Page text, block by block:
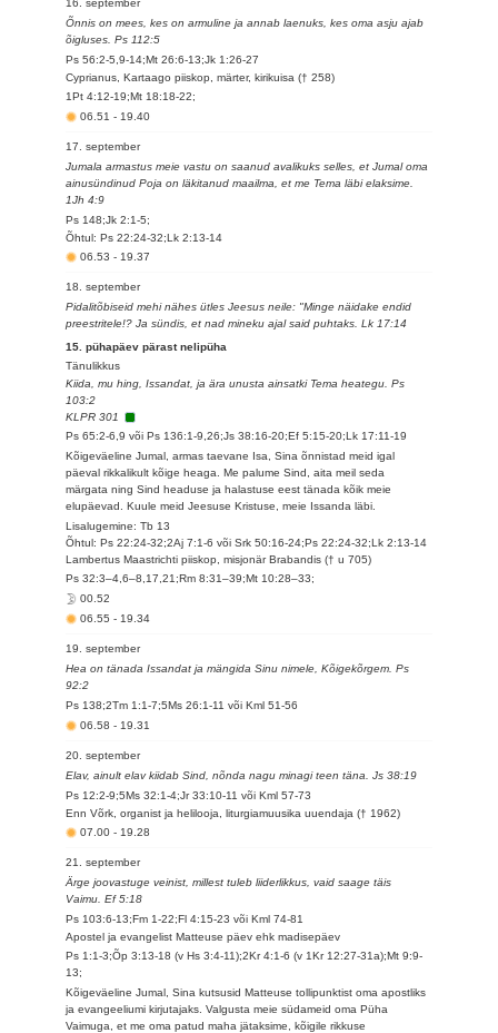
16. september
Õnnis on mees, kes on armuline ja annab laenuks, kes oma asju ajab
õigluses. Ps 112:5
Ps 56:2-5,9-14;Mt 26:6-13;Jk 1:26-27
Cyprianus, Kartaago piiskop, märter, kirikuisa († 258)
1Pt 4:12-19;Mt 18:18-22;
06.51- 19.40
17. september
Jumala armastus meie vastu on saanud avalikuks selles, et Jumal oma
ainusündinud Poja on läkitanud maailma, et me Tema läbi elaksime.
1Jh 4:9
Ps 148;Jk 2:1-5;
Õhtul: Ps 22:24-32;Lk 2:13-14
06.53- 19.37
18. september
Pidalitõbiseid mehi nähes ütles Jeesus neile: "Minge näidake endid
preestritele!? Ja sündis, et nad mineku ajal said puhtaks. Lk 17:14
15. pühapäev pärast nelipüha
Tänulikkus
Kiida, mu hing, Issandat, ja ära unusta ainsatki Tema heategu. Ps
103:2
KLPR 301
Ps 65:2-6,9 või Ps 136:1-9,26;Js 38:16-20;Ef 5:15-20;Lk 17:11-19
Kõigeväeline Jumal, armas taevane Isa, Sina õnnistad meid igal
päeval rikkalikult kõige heaga. Me palume Sind, aita meil seda
märgata ning Sind headuse ja halastuse eest tänada kõik meie
elupäevad. Kuule meid Jeesuse Kristuse, meie Issanda läbi.
Lisalugemine: Tb 13
Õhtul: Ps 22:24-32;2Aj 7:1-6 või Srk 50:16-24;Ps 22:24-32;Lk 2:13-14
Lambertus Maastrichti piiskop, misjonär Brabandis († u 705)
Ps 32:3–4,6–8,17,21;Rm 8:31–39;Mt 10:28–33;
00.52
06.55- 19.34
19. september
Hea on tänada Issandat ja mängida Sinu nimele, Kõigekõrgem. Ps
92:2
Ps 138;2Tm 1:1-7;5Ms 26:1-11 või Kml 51-56
06.58- 19.31
20. september
Elav, ainult elav kiidab Sind, nõnda nagu minagi teen täna. Js 38:19
Ps 12:2-9;5Ms 32:1-4;Jr 33:10-11 või Kml 57-73
Enn Võrk, organist ja helilooja, liturgiamuusika uuendaja († 1962)
07.00- 19.28
21. september
Ärge joovastuge veinist, millest tuleb liiderlikkus, vaid saage täis
Vaimu. Ef 5:18
Ps 103:6-13;Fm 1-22;Fl 4:15-23 või Kml 74-81
Apostel ja evangelist Matteuse päev ehk madisepäev
Ps 1:1-3;Õp 3:13-18 (v Hs 3:4-11);2Kr 4:1-6 (v 1Kr 12:27-31a);Mt 9:9-
13;
Kõigeväeline Jumal, Sina kutsusid Matteuse tollipunktist oma apostliks
ja evangeeliumi kirjutajaks. Valgusta meie südameid oma Püha
Vaimuga, et me oma patud maha jätaksime, kõigile rikkuse